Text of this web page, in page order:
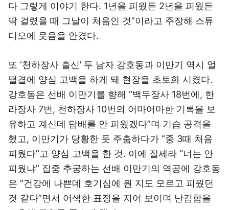
다 그렇게 이야기 한다. 1년을 피웠든 2년을 피웠든
딱 걸렸을 때 그날이 처음인 것”이라고 주장해 스튜
디오에 웃음을 안겼다.
또 ‘천하장사 출신’ 두 남자 강호동과 이만기 역시 얼
떨결에 양심 고백을 하게 돼 현장을 초토화 시켰다.
강호동은 선배 이만기를 향해 “백두장사 18번에, 한
라장사 7번, 천하장사 10번의 어마어마한 기록을 보
유하고 계신데 담배를 안 피웠겠다”며 기습 공격을
했고, 이만기가 당황한 듯 주춤하다가 “중 3때 처음
피웠다”고 양심 고백을 한 것. 이에 질세라 “너는 안
피웠냐” 집중 추궁하는 선배 이만기의 역공에 강호동
은 “건강에 나쁜데 호기심에 뭔 지도 모르고 피웠던
것 같다”면서 어색한 표정을 지어 보이며 난감함을